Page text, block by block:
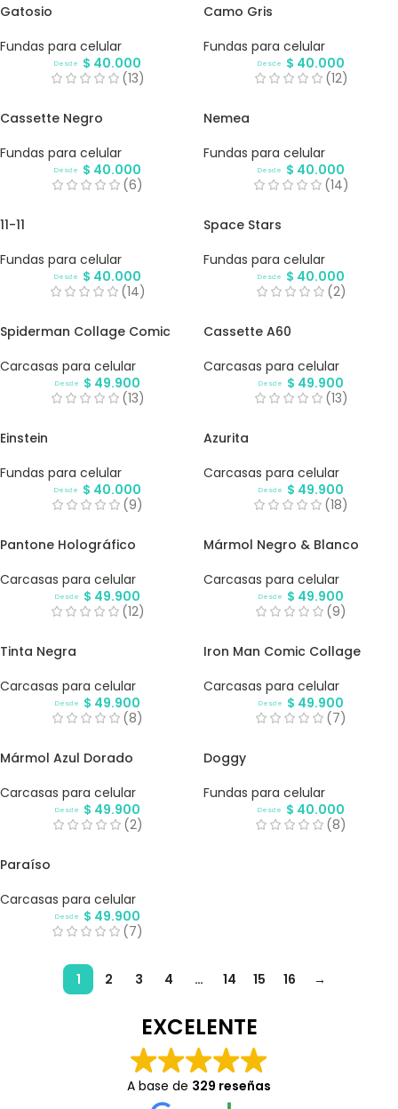
Gatosio
Fundas para celular
Desde $ 40.000
(13)
Camo Gris
Fundas para celular
Desde $ 40.000
(12)
Cassette Negro
Fundas para celular
Desde $ 40.000
(6)
Nemea
Fundas para celular
Desde $ 40.000
(14)
11-11
Fundas para celular
Desde $ 40.000
(14)
Space Stars
Fundas para celular
Desde $ 40.000
(2)
Spiderman Collage Comic
Carcasas para celular
Desde $ 49.900
(13)
Cassette A60
Carcasas para celular
Desde $ 49.900
(13)
Einstein
Fundas para celular
Desde $ 40.000
(9)
Azurita
Carcasas para celular
Desde $ 49.900
(18)
Pantone Holográfico
Carcasas para celular
Desde $ 49.900
(12)
Mármol Negro & Blanco
Carcasas para celular
Desde $ 49.900
(9)
Tinta Negra
Carcasas para celular
Desde $ 49.900
(8)
Iron Man Comic Collage
Carcasas para celular
Desde $ 49.900
(7)
Mármol Azul Dorado
Carcasas para celular
Desde $ 49.900
(2)
Doggy
Fundas para celular
Desde $ 40.000
(8)
Paraíso
Carcasas para celular
Desde $ 49.900
(7)
1 2 3 4 … 14 15 16 →
EXCELENTE
A base de 329 reseñas